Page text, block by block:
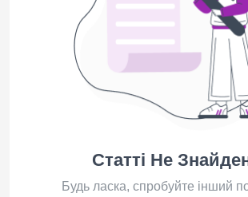
Статті Не
Будь ласка, спробуйте інший